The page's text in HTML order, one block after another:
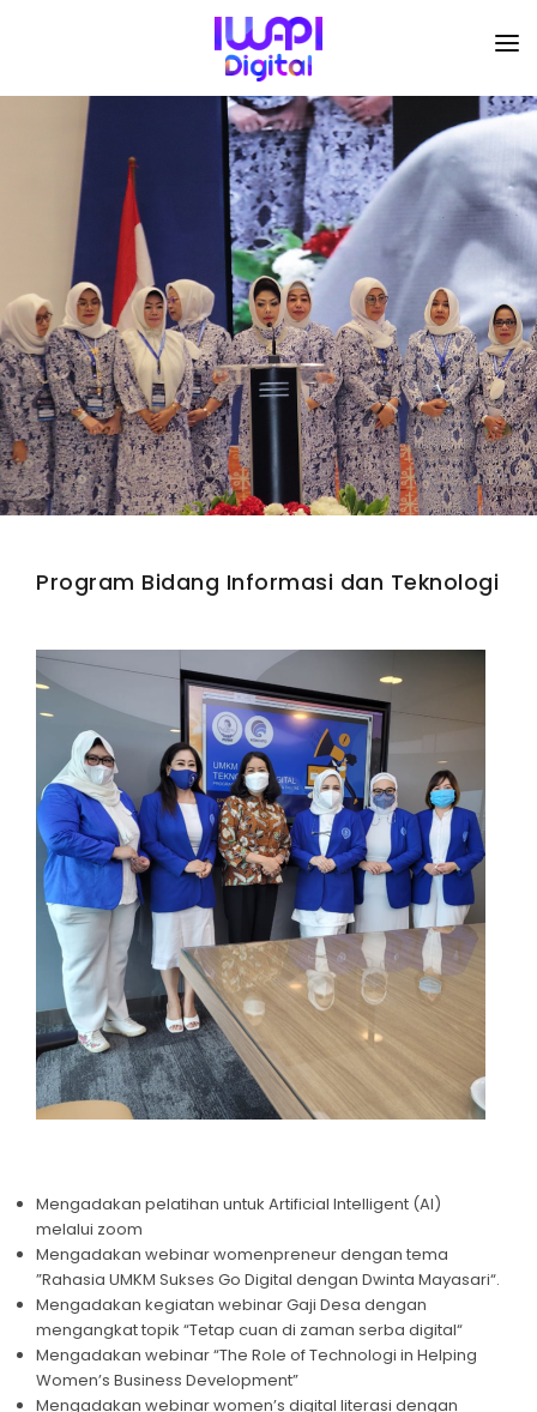
BERANDA
TENTANG KAMI
ORGANISASI
KEGIATAN
I-ACADEMI
IMARKETKU
IWAPI EKSPOR
PENDAFTARAN
Program Bidang Informasi dan Teknologi
Mengadakan pelatihan untuk Artificial Intelligent (AI)
melalui zoom
Mengadakan webinar womenpreneur dengan tema
”Rahasia UMKM Sukses Go Digital dengan Dwinta Mayasari“.
Mengadakan kegiatan webinar Gaji Desa dengan
mengangkat topik “Tetap cuan di zaman serba digital“
Mengadakan webinar “The Role of Technologi in Helping
Women’s Business Development”
Mengadakan webinar women’s digital literasi dengan